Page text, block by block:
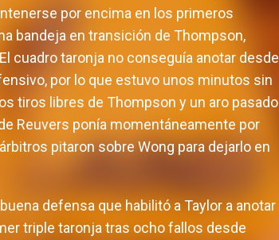
por encima en los primeros
bandeja en transición de Thompson,
cuadro taronja no conseguía anotar desde
por lo que estuvo unos minutos sin
tiros libres de Thompson y un aro pasado
Reuvers ponía momentáneamente por
pitaron sobre Wong para dejarlo en
defensa que habilitó a Taylor a anotar
triple taronja tras ocho fallos desde